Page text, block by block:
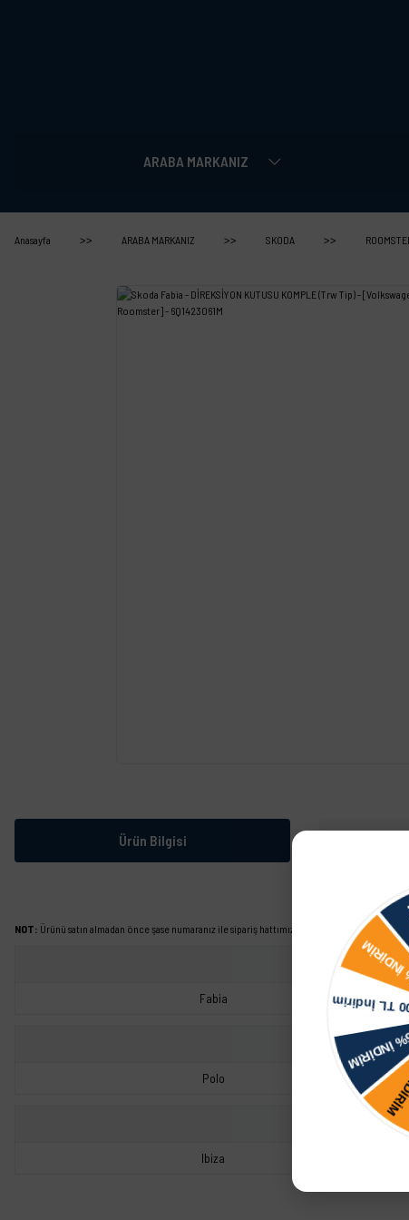
ARABA MARKANIZ
Anasayfa ARABA MARKANIZ SKODA
Ürün Bilgisi
NOT: Ürünü satın almadan önce şase numaranız ile sipariş hattımızdan kontrol ettirmeniz
Fabia
Polo
Ibiza